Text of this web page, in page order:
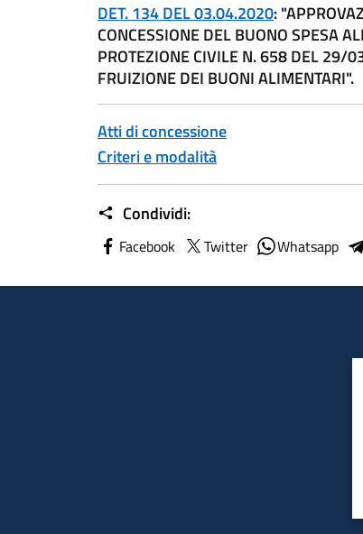
DET. 134 DEL 03.04.2020:
CONCESSIONE DEL BUONO SPESA
PROTEZIONE CIVILE N. 658 DEL 29/
FRUIZIONE DEI BUONI ALIMENTARI".
Atti di concessione
Criteri e modalità
Condividi:
Facebook Twitter Whatsapp